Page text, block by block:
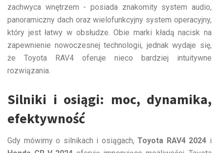
zachwyca wnętrzem - posiada znakomity system audio,
panoramiczny dach oraz wielofunkcyjny system operacyjny,
który jest łatwy w obsłudze. Obie marki kładą nacisk na
zapewnienie nowoczesnej technologii, jednak wydaje się,
że Toyota RAV4 oferuje nieco bardziej intuitywne
rozwiązania.
Silniki i osiągi: moc, dynamika,
efektywność
Gdy mówimy o silnikach i osiągach,Toyota RAV4 2024 i